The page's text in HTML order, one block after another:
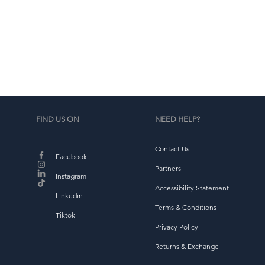
FIND US ON
Facebook
Instagram
Linkedin
Tiktok
NEED HELP?
Contact Us
Partners
Accessibility Statement
Terms & Conditions
Privacy Policy
Returns & Exchange